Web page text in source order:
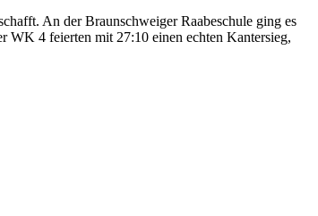
An der Braunschweiger Raabeschule ging es
WK 4 feierten mit 27:10 einen echten Kantersieg,